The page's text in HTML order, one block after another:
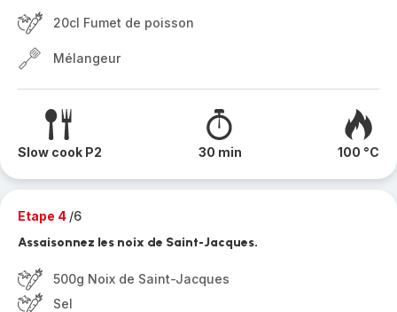
20cl Fumet de poisson
Mélangeur
Slow cook P2 30 min 100 °C
Etape 4 /6
Assaisonnez les noix de Saint-Jacques.
500g Noix de Saint-Jacques
Sel